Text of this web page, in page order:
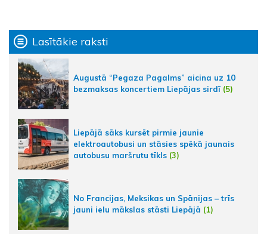
Lasītākie raksti
Augustā “Pegaza Pagalms” aicina uz 10
bezmaksas koncertiem Liepājas sirdī (5)
Liepājā sāks kursēt pirmie jaunie
elektroautobusi un stāsies spēkā jaunais
autobusu maršrutu tīkls (3)
No Francijas, Meksikas un Spānijas – trīs
jauni ielu mākslas stāsti Liepājā (1)